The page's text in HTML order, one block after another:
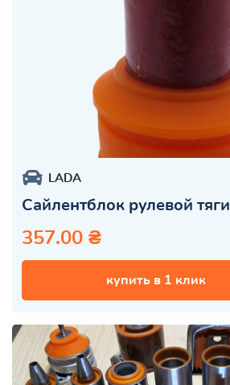
LADA
Сайлентблок рулевой тяги
357.00 ₴
купить в 1 клик